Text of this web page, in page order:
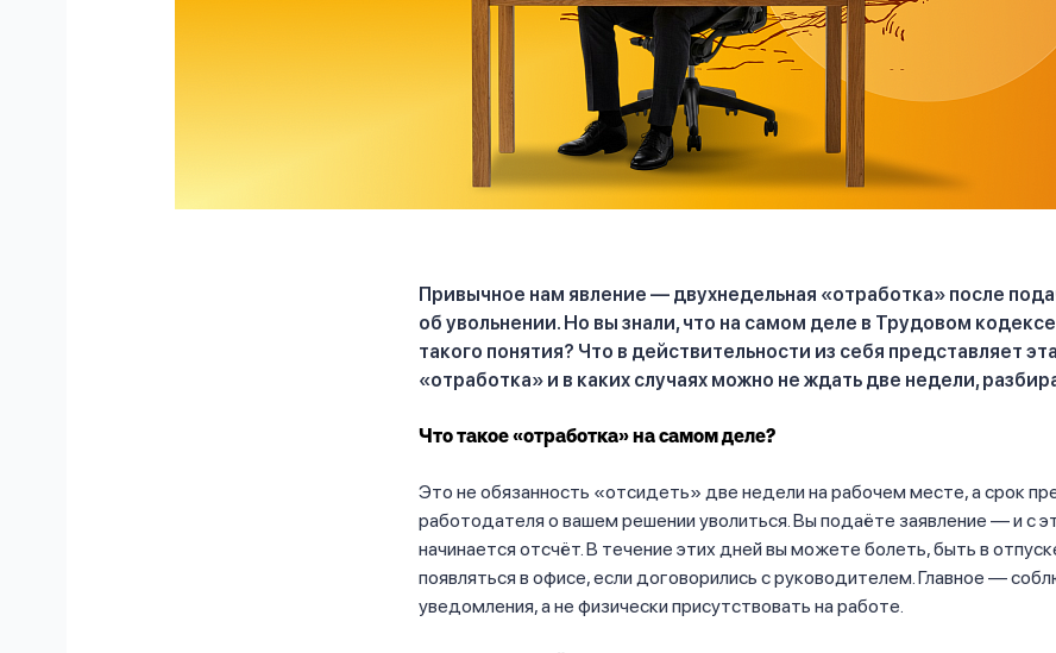
Привычное нам явление — двухнедельная «отработка» после
об увольнении. Но вы знали, что на самом деле в Трудовом
такого понятия? Что в действительности из себя представляет эта
«отработка» и в каких случаях можно не ждать две недели,
Что такое «отработка» на самом деле?
Это не обязанность «отсидеть» две недели на рабочем месте, а срок
работодателя о вашем решении уволиться. Вы подаёте заявление — и с
начинается отсчёт. В течение этих дней вы можете болеть, быть в
появляться в офисе, если договорились с руководителем. Главное —
уведомления, а не физически присутствовать на работе.